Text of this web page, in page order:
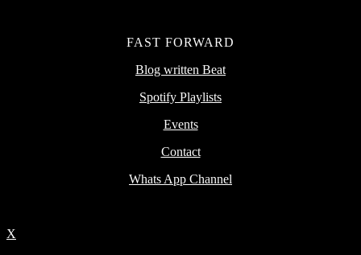
FAST FORWARD
Blog written Beat
Spotify Playlists
Events
Contact
Whats App Channel
X